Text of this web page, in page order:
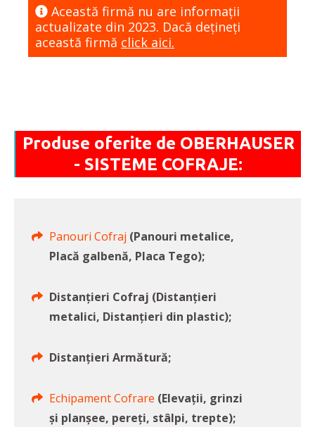
Această firmă nu are informaţii
actualizate din 2023. Dacă dețineți
această firmă click aici.
Produse oferite de OBERHAUSER
- SISTEME COFRAJE:
Panouri Cofraj (Panouri metalice,
Placă galbenă, Placa Tego);
Distanțieri Cofraj (Distanțieri
metalici, Distanțieri din plastic);
Distanțieri Armătură;
Echipament Cofrare (Elevații, grinzi
și planșee, pereți, stâlpi, trepte);